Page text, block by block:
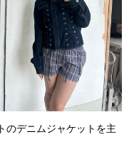
のデニムジャケットを主